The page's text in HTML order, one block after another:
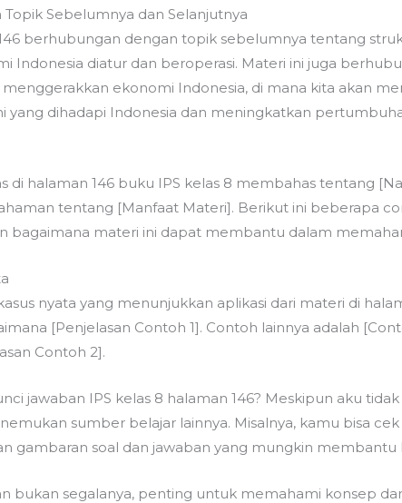
Sebelumnya dan Selanjutnya
berhubungan dengan topik sebelumnya tentang
Indonesia diatur dan beroperasi. Materi ini juga
ekonomi Indonesia, di mana kita akan
yang dihadapi Indonesia dan meningkatkan
di halaman 146 buku IPS kelas 8 membahas tentang
tentang [Manfaat Materi]. Berikut ini beberapa
bagaimana materi ini dapat membantu dalam
nyata yang menunjukkan aplikasi dari materi di
[Penjelasan Contoh 1]. Contoh lainnya adalah
Contoh 2].
jawaban IPS kelas 8 halaman 146? Meskipun aku
sumber belajar lainnya. Misalnya, kamu bisa cek
gambaran soal dan jawaban yang mungkin membantu
bukan segalanya, penting untuk memahami konsep